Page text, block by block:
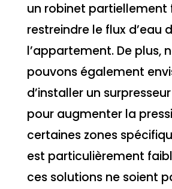
un robinet partiellement
restreindre le flux d’eau
l’appartement. De plus,
pouvons également
d’installer un
pour augmenter la
certaines zones
est particulièrement
ces solutions ne soient